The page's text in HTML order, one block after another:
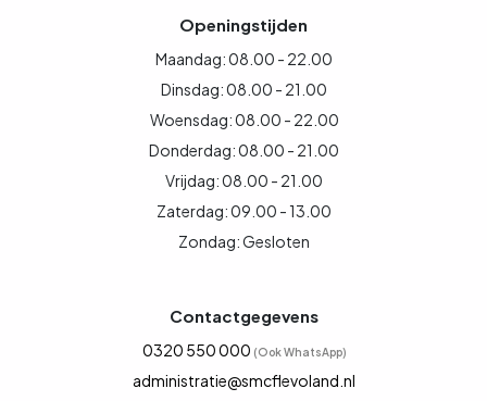
Openingstijden
Maandag: 08.00 - 22.00
Dinsdag: 08.00 - 21.00
Woensdag: 08.00 - 22.00
Donderdag: 08.00 - 21.00
Vrijdag: 08.00 - 21.00
Zaterdag: 09.00 - 13.00
Zondag: Gesloten
Contactgegevens
0320 550 000 (Ook WhatsApp)
administratie@smcflevoland.nl